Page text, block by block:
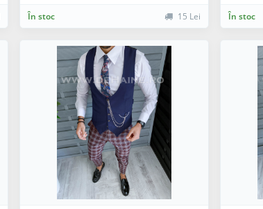
În stoc 15 Lei În stoc